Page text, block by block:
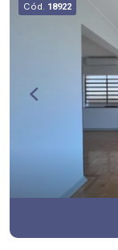
Cód. 18922